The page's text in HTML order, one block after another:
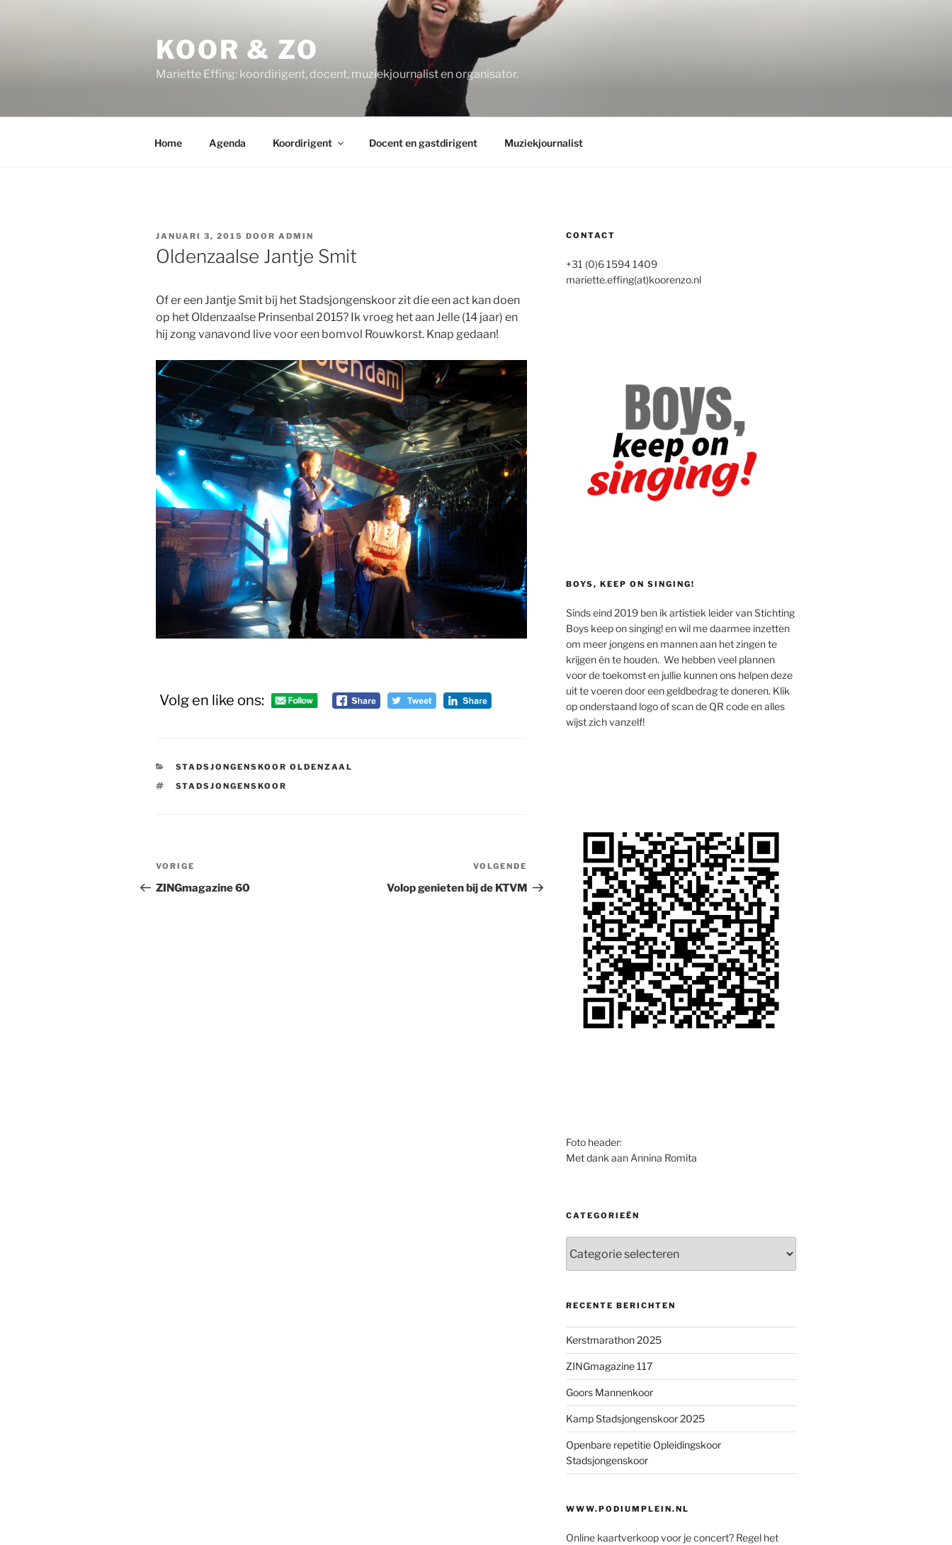
KOOR & ZO
Mariette Effing: koordirigent, docent, muziekjournalist en organisator.
Home Agenda Koordirigent Docent en gastdirigent Muziekjournalist
GEPLAATST
OP
JANUARI 3, 2015 DOOR ADMIN
Oldenzaalse Jantje Smit
Of er een Jantje Smit bij het Stadsjongenskoor zit die een act kan doen
op het Oldenzaalse Prinsenbal 2015? Ik vroeg het aan Jelle (14 jaar) en
hij zong vanavond live voor een bomvol Rouwkorst. Knap gedaan!
Volg en like ons:
CATEGORIEËN
STADSJONGENSKOOR OLDENZAAL
TAGS
STADSJONGENSKOOR
Bericht
navigatie
Vorig
bericht
VORIGE
ZINGmagazine 60
bericht
VOLGENDE
Volop genieten bij de KTVM
CONTACT
+31 (0)6 1594 1409
mariette.effing(at)koorenzo.nl
BOYS, KEEP ON SINGING!
Sinds eind 2019 ben ik artistiek leider van Stichting
Boys keep on singing! en wil me daarmee inzetten
om meer jongens en mannen aan het zingen te
krijgen én te houden. We hebben veel plannen
voor de toekomst en jullie kunnen ons helpen deze
uit te voeren door een geldbedrag te doneren. Klik
op onderstaand logo of scan de QR code en alles
wijst zich vanzelf!
Foto header:
Met dank aan Annina Romita
CATEGORIEËN
RECENTE BERICHTEN
Kerstmarathon 2025
ZINGmagazine 117
Goors Mannenkoor
Kamp Stadsjongenskoor 2025
Openbare repetitie Opleidingskoor
Stadsjongenskoor
WWW.PODIUMPLEIN.NL
Online kaartverkoop voor je concert? Regel het